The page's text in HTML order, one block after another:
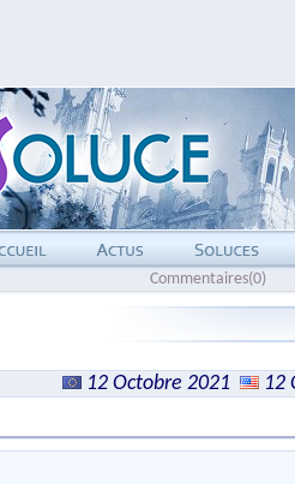
Commentaires(0)
12 Octobre 2021
12